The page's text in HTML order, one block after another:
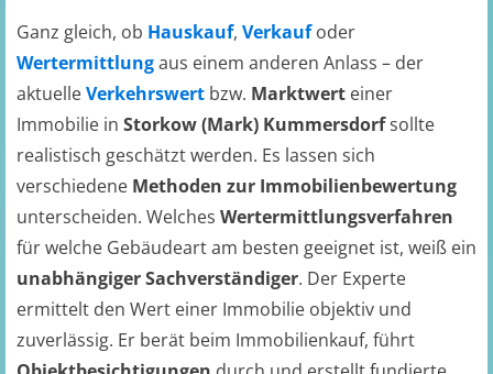
Ganz gleich, ob Hauskauf, Verkaufoder
Wertermittlungaus einem anderen Anlass – der
aktuelleVerkehrswert bzw. Marktwert einer
Immobilie in Storkow (Mark) Kummersdorfsollte
realistisch geschätzt werden. Es lassen sich
verschiedene Methoden zur Immobilienbewertung
unterscheiden. Welches Wertermittlungsverfahren
für welche Gebäudeart am besten geeignet ist, weiß ein
unabhängiger Sachverständiger. Der Experte
ermittelt den Wert einer Immobilie objektiv und
zuverlässig. Er berät beim Immobilienkauf, führt